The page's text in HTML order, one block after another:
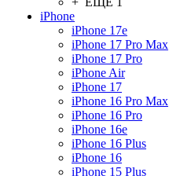
iPhone
iPhone 17e
iPhone 17 Pro Max
iPhone 17 Pro
iPhone Air
iPhone 17
iPhone 16 Pro Max
iPhone 16 Pro
iPhone 16e
iPhone 16 Plus
iPhone 16
iPhone 15 Plus